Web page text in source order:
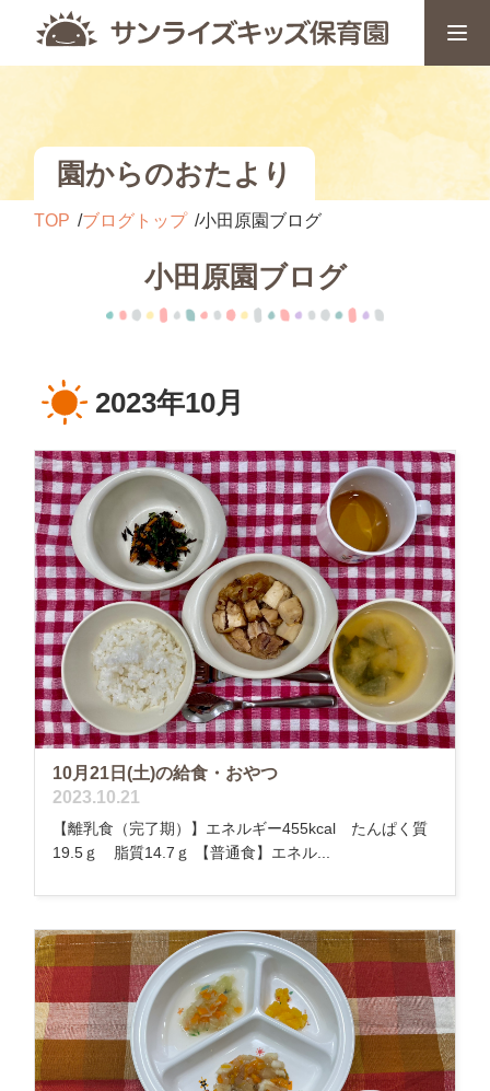
園からのおたより
TOP ブログトップ 小田原園ブログ
小田原園ブログ
2023年10月
10月21日(土)の給食・おやつ
2023.10.21
【離乳食（完了期）】エネルギー455kcal たんぱく質
19.5ｇ 脂質14.7ｇ 【普通食】エネル...